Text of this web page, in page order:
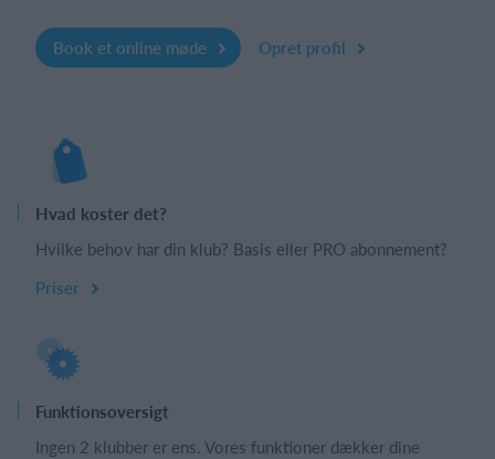
Book et online møde Opret profil
Hvad koster det?
Hvilke behov har din klub? Basis eller PRO abonnement?
Priser
Funktionsoversigt
Ingen 2 klubber er ens. Vores funktioner dækker dine